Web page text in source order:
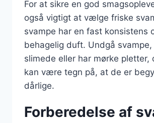
For at sikre en god
også vigtigt at vælge friske
svampe har en fast konsistens
behagelig duft. Undgå
slimede eller har mørke pletter,
kan være tegn på, at de er
dårlige.
Forberedelse af